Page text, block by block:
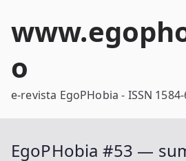
o
e-revista EgoPHobia - ISSN
EgoPHobia #53 —